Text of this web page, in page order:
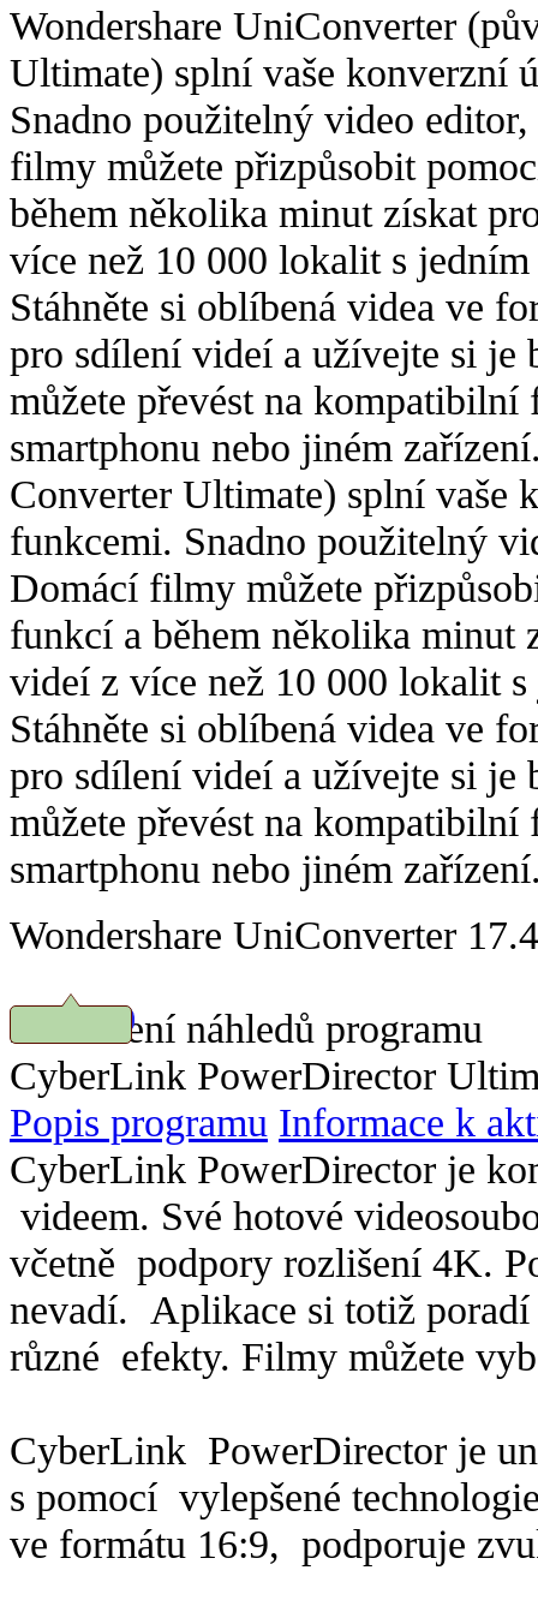
Wondershare UniConverter
Ultimate) splní vaše konverzní
Snadno použitelný video
filmy můžete přizpůsobit
během několika minut získat
více než 10 000 lokalit s
Stáhněte si oblíbená videa ve
pro sdílení videí a užívejte si je
můžete převést na
smartphonu nebo jiném
Converter Ultimate) splní vaše
funkcemi. Snadno použitelný
Domácí filmy můžete
funkcí a během několika minut
videí z více než 10 000 lokalit
Stáhněte si oblíbená videa ve
pro sdílení videí a užívejte si je
můžete převést na
smartphonu nebo jiném
Wondershare UniConverter
Prohlížení náhledů programu
CyberLink PowerDirector
Popis programu Informace k
CyberLink PowerDirector je
videem. Své hotové
včetně podpory rozlišení 4K.
nevadí. Aplikace si totiž poradí
různé efekty. Filmy můžete
CyberLink PowerDirector je
s pomocí vylepšené
ve formátu 16:9, podporuje